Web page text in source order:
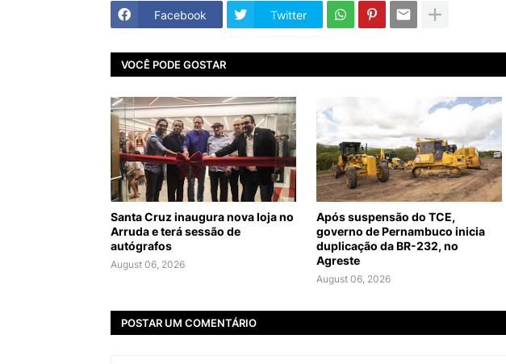
Facebook Twitter
VOCÊ PODE GOSTAR
Santa Cruz inaugura nova loja no
Arruda e terá sessão de
autógrafos
August 06, 2026
Após suspensão do TCE,
governo de Pernambuco inicia
duplicação da BR-232, no
Agreste
August 06, 2026
POSTAR UM COMENTÁRIO